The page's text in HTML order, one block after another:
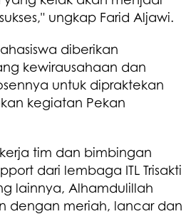
ungkap Farid Aljawi.
diberikan
kewirausahaan dan
untuk dipraktekan
kegiatan Pekan
tim dan bimbingan
dari lembaga ITL Trisakti
lainnya, Alhamdulillah
dengan meriah, lancar dan